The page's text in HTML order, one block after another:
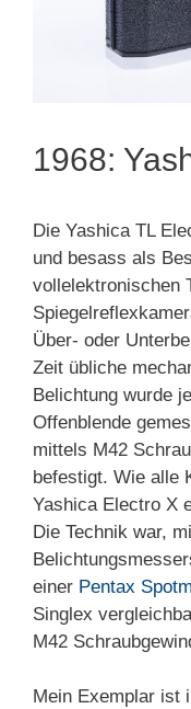
1968:
Die Yashica TL
und besass als
vollelektronischen
Über- oder
Zeit übliche
Belichtung wurde
Offenblende
mittels M42
befestigt. Wie alle
Yashica Electro X
Die Technik war,
einer Pentax
Singlex
M42
Mein Exemplar ist